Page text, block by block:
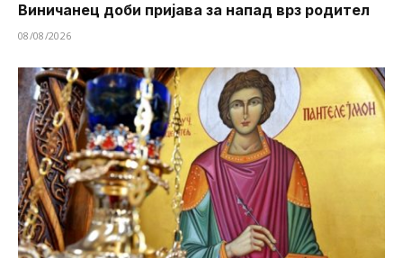
Виничанец доби пријава за напад врз родител
08/08/2026